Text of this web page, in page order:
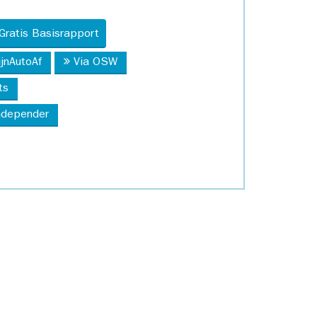
Basisrapport
Via OSW